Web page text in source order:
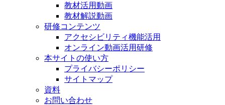
教材活用動画
教材解説動画
研修コンテンツ
アクセシビリティ機能活用
オンライン動画活用研修
本サイトの使い方
プライバシーポリシー
サイトマップ
資料
お問い合わせ